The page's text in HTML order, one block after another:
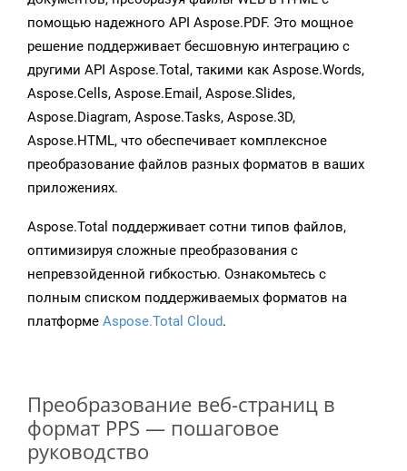
помощью надежного API Aspose.PDF. Это мощное
решение поддерживает бесшовную интеграцию с
другими API Aspose.Total, такими как Aspose.Words,
Aspose.Cells, Aspose.Email, Aspose.Slides,
Aspose.Diagram, Aspose.Tasks, Aspose.3D,
Aspose.HTML, что обеспечивает комплексное
преобразование файлов разных форматов в ваших
приложениях.
Aspose.Total поддерживает сотни типов файлов,
оптимизируя сложные преобразования с
непревзойденной гибкостью. Ознакомьтесь с
полным списком поддерживаемых форматов на
платформе Aspose.Total Cloud.
Преобразование веб-страниц в
формат PPS — пошаговое
руководство